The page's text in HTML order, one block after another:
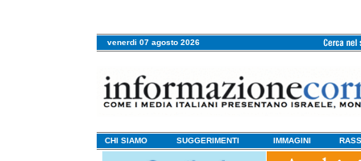
venerdi 07 agosto 2026
CHI SIAMO SUGGERIMENTI IMMAGINI